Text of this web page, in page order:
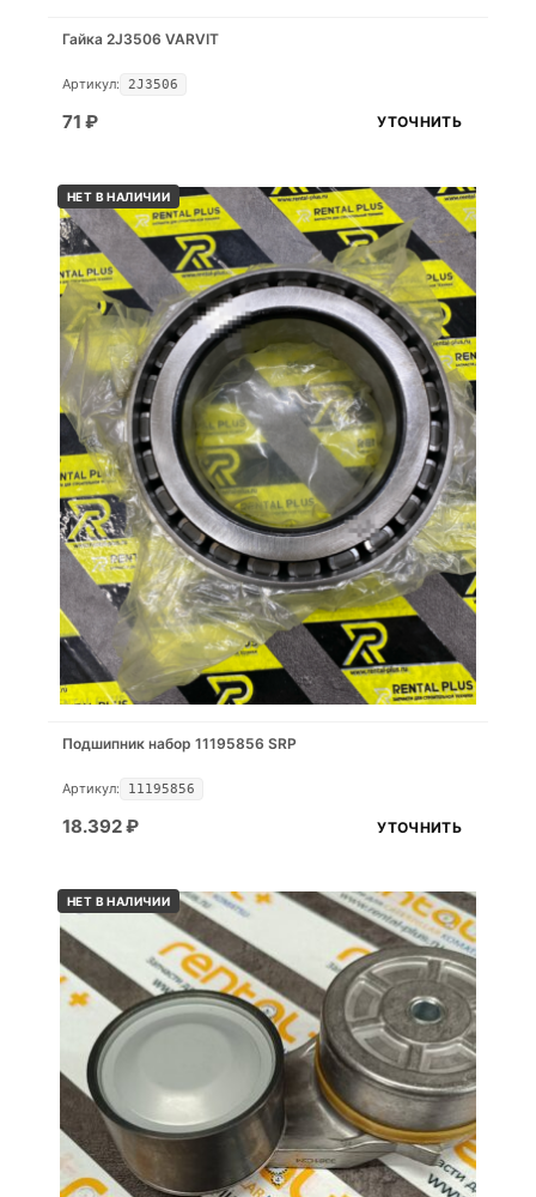
Гайка 2J3506 VARVIT
Артикул: 2J3506
71 ₽ УТОЧНИТЬ
НЕТ В НАЛИЧИИ
Подшипник набор 11195856 SRP
Артикул: 11195856
18.392₽ УТОЧНИТЬ
НЕТ В НАЛИЧИИ